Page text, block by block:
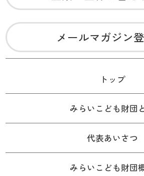
メールマガジン
トップ
みらいこども財団
代表あいさつ
みらいこども財団